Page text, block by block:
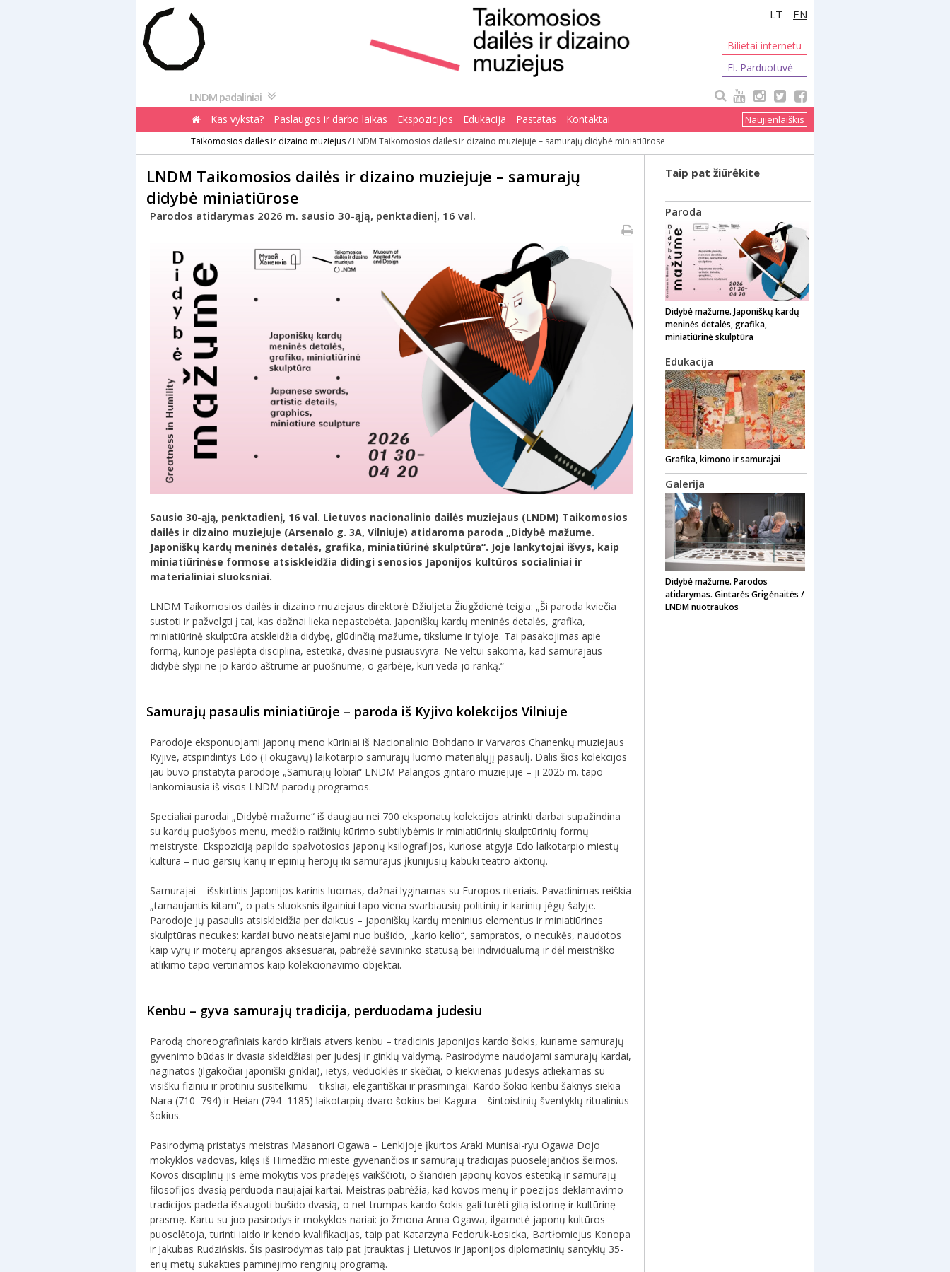
Pereiti
prie
turinio
LT EN
LNDM padaliniai
Bilietai internetu
El. Parduotuvė
Naujienlaiškis
Kas vyksta? Paslaugos ir darbo laikas Ekspozicijos Edukacija Pastatas Kontaktai
Taikomosios dailės ir dizaino muziejus/ LNDM Taikomosios dailės ir dizaino muziejuje – samurajų didybė miniatiūrose
LNDM Taikomosios dailės ir dizaino muziejuje – samurajų
didybė miniatiūrose
Parodos atidarymas 2026 m. sausio 30-ąją, penktadienį, 16 val.
Sausio 30-ąją, penktadienį, 16 val. Lietuvos nacionalinio dailės muziejaus (LNDM) Taikomosios
dailės ir dizaino muziejuje (Arsenalo g. 3A, Vilniuje) atidaroma paroda „Didybė mažume.
Japoniškų kardų meninės detalės, grafika, miniatiūrinė skulptūra“. Joje lankytojai išvys, kaip
miniatiūrinėse formose atsiskleidžia didingi senosios Japonijos kultūros socialiniai ir
materialiniai sluoksniai.
LNDM Taikomosios dailės ir dizaino muziejaus direktorė Džiuljeta Žiugždienė teigia: „Ši paroda kviečia
sustoti ir pažvelgti į tai, kas dažnai lieka nepastebėta. Japoniškų kardų meninės detalės, grafika,
miniatiūrinė skulptūra atskleidžia didybę, glūdinčią mažume, tikslume ir tyloje. Tai pasakojimas apie
formą, kurioje paslėpta disciplina, estetika, dvasinė pusiausvyra. Ne veltui sakoma, kad samurajaus
didybė slypi ne jo kardo aštrume ar puošnume, o garbėje, kuri veda jo ranką.“
Samurajų pasaulis miniatiūroje – paroda iš Kyjivo kolekcijos Vilniuje
Parodoje eksponuojami japonų meno kūriniai iš Nacionalinio Bohdano ir Varvaros Chanenkų muziejaus
Kyjive, atspindintys Edo (Tokugavų) laikotarpio samurajų luomo materialųjį pasaulį. Dalis šios kolekcijos
jau buvo pristatyta parodoje „Samurajų lobiai“ LNDM Palangos gintaro muziejuje – ji 2025 m. tapo
lankomiausia iš visos LNDM parodų programos.
Specialiai parodai „Didybė mažume“ iš daugiau nei 700 eksponatų kolekcijos atrinkti darbai supažindina
su kardų puošybos menu, medžio raižinių kūrimo subtilybėmis ir miniatiūrinių skulptūrinių formų
meistryste. Ekspoziciją papildo spalvotosios japonų ksilografijos, kuriose atgyja Edo laikotarpio miestų
kultūra – nuo garsių karių ir epinių herojų iki samurajus įkūnijusių kabuki teatro aktorių.
Samurajai – išskirtinis Japonijos karinis luomas, dažnai lyginamas su Europos riteriais. Pavadinimas reiškia
„tarnaujantis kitam“, o pats sluoksnis ilgainiui tapo viena svarbiausių politinių ir karinių jėgų šalyje.
Parodoje jų pasaulis atsiskleidžia per daiktus – japoniškų kardų meninius elementus ir miniatiūrines
skulptūras necukes: kardai buvo neatsiejami nuo bušido, „kario kelio“, sampratos, o necukės, naudotos
kaip vyrų ir moterų aprangos aksesuarai, pabrėžė savininko statusą bei individualumą ir dėl meistriško
atlikimo tapo vertinamos kaip kolekcionavimo objektai.
Kenbu – gyva samurajų tradicija, perduodama judesiu
Parodą choreografiniais kardo kirčiais atvers kenbu – tradicinis Japonijos kardo šokis, kuriame samurajų
gyvenimo būdas ir dvasia skleidžiasi per judesį ir ginklų valdymą. Pasirodyme naudojami samurajų kardai,
naginatos (ilgakočiai japoniški ginklai), ietys, vėduoklės ir skėčiai, o kiekvienas judesys atliekamas su
visišku fiziniu ir protiniu susitelkimu – tiksliai, elegantiškai ir prasmingai. Kardo šokio kenbu šaknys siekia
Nara (710–794) ir Heian (794–1185) laikotarpių dvaro šokius bei Kagura – šintoistinių šventyklų ritualinius
šokius.
Pasirodymą pristatys meistras Masanori Ogawa – Lenkijoje įkurtos Araki Munisai-ryu Ogawa Dojo
mokyklos vadovas, kilęs iš Himedžio mieste gyvenančios ir samurajų tradicijas puoselėjančios šeimos.
Kovos disciplinų jis ėmė mokytis vos pradėjęs vaikščioti, o šiandien japonų kovos estetiką ir samurajų
filosofijos dvasią perduoda naujajai kartai. Meistras pabrėžia, kad kovos menų ir poezijos deklamavimo
tradicijos padeda išsaugoti bušido dvasią, o net trumpas kardo šokis gali turėti gilią istorinę ir kultūrinę
prasmę. Kartu su juo pasirodys ir mokyklos nariai: jo žmona Anna Ogawa, ilgametė japonų kultūros
puoselėtoja, turinti iaido ir kendo kvalifikacijas, taip pat Katarzyna Fedoruk-Łosicka, Bartłomiejus Konopa
ir Jakubas Rudzińskis. Šis pasirodymas taip pat įtrauktas į Lietuvos ir Japonijos diplomatinių santykių 35-
erių metų sukakties paminėjimo renginių programą.
Taip pat žiūrėkite
Paroda
Didybė mažume. Japoniškų kardų
meninės detalės, grafika,
miniatiūrinė skulptūra
Edukacija
Grafika, kimono ir samurajai
Galerija
Didybė mažume. Parodos
atidarymas. Gintarės Grigėnaitės /
LNDM nuotraukos